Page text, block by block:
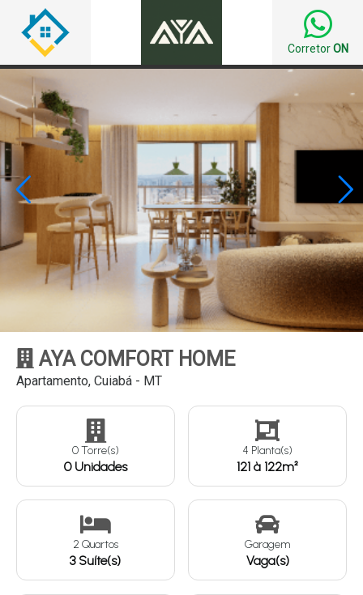
CorretorON
 
AYA COMFORT HOME
Apartamento, Cuiabá - MT
0 Torre(s)
0 Unidades
4 Planta(s)
121 à 122m²
2 Quartos
3 Suíte(s)
Garagem
Vaga(s)
Continuar